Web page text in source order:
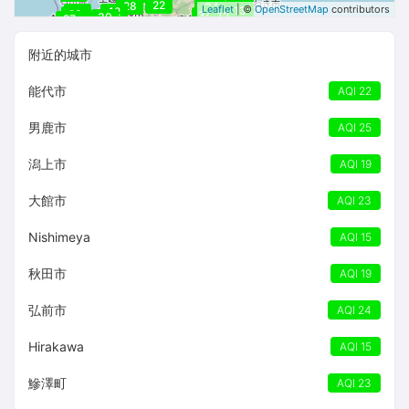
15
34
27
28 22 12
12
30
27
13
34 12
23 Leaflet| ©OpenStreetMap contributors
附近的城市
能代市 AQI 22
男鹿市 AQI 25
潟上市 AQI 19
大館市 AQI 23
Nishimeya AQI 15
秋田市 AQI 19
弘前市 AQI 24
Hirakawa AQI 15
鰺澤町 AQI 23